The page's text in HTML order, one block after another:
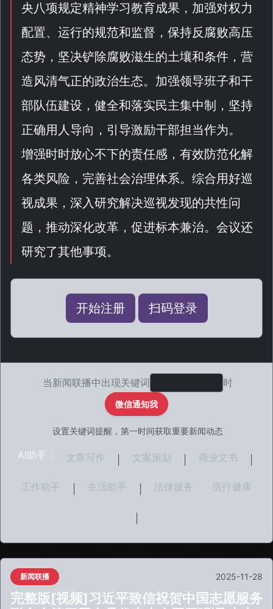
央八项规定精神学习教育成果，加强对权力
配置、运行的规范和监督，保持反腐败高压
态势，坚决铲除腐败滋生的土壤和条件，营
造风清气正的政治生态。加强领导班子和干
部队伍建设，健全和落实民主集中制，坚持
正确用人导向，引导激励干部担当作为。
增强时时放心不下的责任感，有效防范化解
各类风险，完善社会治理体系。综合用好巡
视成果，深入研究解决巡视发现的共性问
题，推动深化改革，促进标本兼治。会议还
研究了其他事项。
开始注册 扫码登录
当新闻联播中出现关键词 时
微信通知我
设置关键词提醒，第一时间获取重要新闻动态
AI助手： 文章写作 文案策划 商业文书
工作助手 生活助手 法律服务 医疗健康
新闻联播 2025-11-28
完整版[视频]习近平致信祝贺中国志愿服务